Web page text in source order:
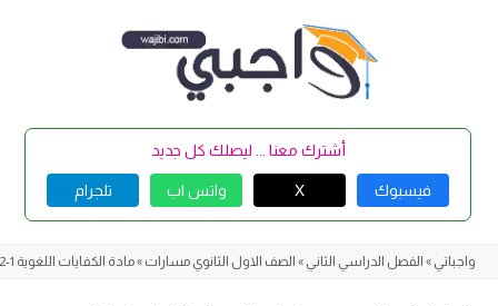
أشترك معنا ... ليصلك كل جديد
فيسبوك X واتس اب تلجرام
واجباتي » الفصل الدراسي الثاني » الصف الاول الثانوي مسارات »مادة الكفايات اللغوية 1-2